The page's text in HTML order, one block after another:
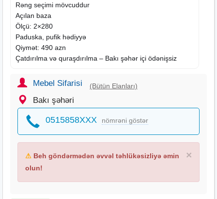
Rəng seçimi mövcuddur
Açılan baza
Ölçü: 2×280
Paduska, pufik hədiyyə
Qiymət: 490 azn
Çatdırılma və quraşdırılma – Bakı şəhər içi ödənişsiz
Mebel Sifarisi (Bütün Elanları)
Bakı şəhəri
0515858XXX nömrəni göstər
×
⚠ Beh göndərmədən əvvəl təhlükəsizliyə əmin
olun!